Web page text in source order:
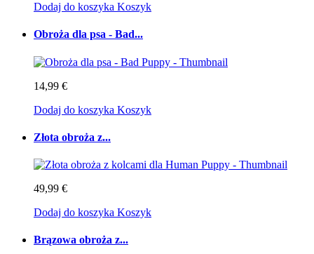
Dodaj do koszyka Koszyk
Obroża dla psa - Bad...
14,99 €
Dodaj do koszyka Koszyk
Złota obroża z...
49,99 €
Dodaj do koszyka Koszyk
Brązowa obroża z...